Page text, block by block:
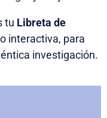
tu Libreta de
interactiva, para
investigación.